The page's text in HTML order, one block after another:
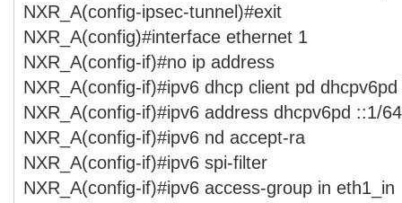
NXR_A(config-ipsec-tunnel)#exit
NXR_A(config)#interface ethernet 1
NXR_A(config-if)#no ip address
NXR_A(config-if)#ipv6 dhcp client pd dhcpv6pd
NXR_A(config-if)#ipv6 address dhcpv6pd ::1/64
NXR_A(config-if)#ipv6 nd accept-ra
NXR_A(config-if)#ipv6 spi-filter
NXR_A(config-if)#ipv6 access-group in eth1_in